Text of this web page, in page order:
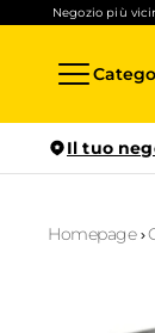
Negozio più
Il tuo
Homepage